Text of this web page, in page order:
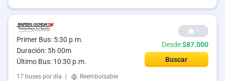
Primer Bus: 5:30 p.m.
Duración: 5h 00m
Último Bus: 10:30 p.m.
--
Desde$87.000
Buscar
17 buses por día Reembolsable